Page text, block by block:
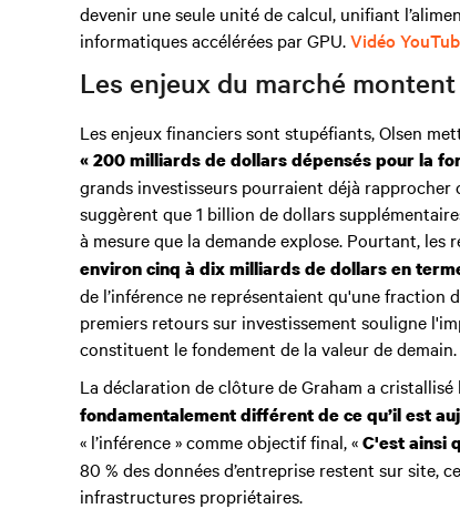
devenir une seule unité de calcul, unifiant
informatiques accélérées par GPU.Vidéo
Les enjeux du marché
Les enjeux financiers sont stupéfiants, Olsen
« 200 milliards de dollars dépensés pour la
grands investisseurs pourraient déjà rapprocher
suggèrent que 1 billion de dollars
à mesure que la demande explose. Pourtant, les
environ cinq à dix milliards de dollars en
de l’inférence ne représentaient qu'une fraction
premiers retours sur investissement souligne
constituent le fondement de la valeur de demain.
La déclaration de clôture de Graham a cristallisé
fondamentalement différent de ce qu’il est
« l’inférence » comme objectif final, «C'est ainsi
80 % des données d’entreprise restent sur site,
infrastructures propriétaires.